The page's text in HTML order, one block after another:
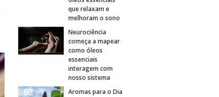
que relaxam e
melhoram o sono
Neurociência
começa a mapear
como óleos
essenciais
interagem com
nosso sistema
Aromas para o Dia